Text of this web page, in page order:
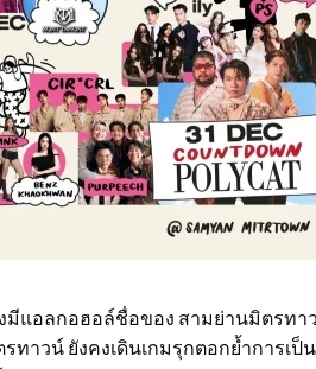
แอลกอฮอล์ชื่อของ สามย่านมิตรทา
าวน์ ยังคงเดินเกมรุกตอกย้ำการเป็น